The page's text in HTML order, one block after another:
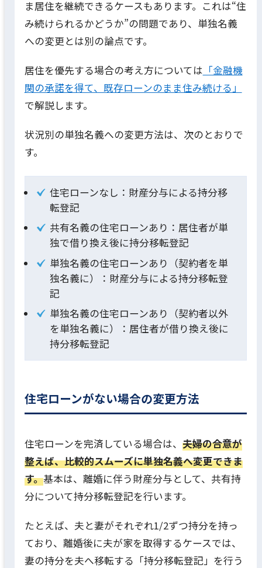
ま居住を継続できるケースもあります。これは“住
み続けられるかどうか”の問題であり、単独名義
への変更とは別の論点です。
居住を優先する場合の考え方については 「金融機
関の承諾を得て、既存ローンのまま住み続ける」
で解説します。
状況別の単独名義への変更方法は、次のとおりで
す。
住宅ローンなし：財産分与による持分移
転登記
共有名義の住宅ローンあり：居住者が単
独で借り換え後に持分移転登記
単独名義の住宅ローンあり（契約者を単
独名義に）：財産分与による持分移転登
記
単独名義の住宅ローンあり（契約者以外
を単独名義に）：居住者が借り換え後に
持分移転登記
住宅ローンがない場合の変更方法
住宅ローンを完済している場合は、 夫婦の合意が
整えば、比較的スムーズに単独名義へ変更できま
す。基本は、離婚に伴う財産分与として、共有持
分について持分移転登記を行います。
たとえば、夫と妻がそれぞれ1/2ずつ持分を持っ
ており、離婚後に夫が家を取得するケースでは、
妻の持分を夫へ移転する「持分移転登記」を行う